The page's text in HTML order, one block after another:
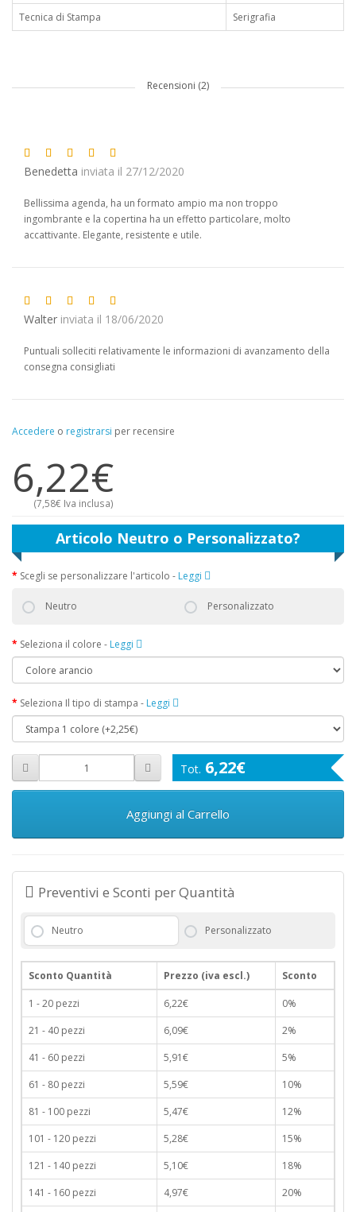
Tecnica di Stampa
Serigrafia
Recensioni (2)
Benedetta inviata il 27/12/2020
Bellissima agenda, ha un formato ampio ma non troppo
ingombrante e la copertina ha un effetto particolare, molto
accattivante. Elegante, resistente e utile.
Walter inviata il 18/06/2020
Puntuali solleciti relativamente le informazioni di avanzamento della
consegna consigliati
Accedere o registrarsi per recensire
6,22€
(7,58€ Iva inclusa)
Articolo Neutro o Personalizzato?
Scegli se personalizzare l'articolo - Leggi
Neutro Personalizzato
Seleziona il colore - Leggi
Seleziona Il tipo di stampa - Leggi
6,22€
Aggiungi al Carrello
Preventivi e Sconti per Quantità
Neutro Personalizzato
Sconto Quantità Prezzo (iva escl.) Sconto
1 - 20 pezzi 6,22€
0%
21 - 40 pezzi
6,09€
2%
41 - 60 pezzi
5,91€
5%
61 - 80 pezzi
5,59€
10%
81 - 100 pezzi
5,47€
12%
101 - 120 pezzi
5,28€
15%
121 - 140 pezzi
5,10€
18%
141 - 160 pezzi
4,97€ 20%